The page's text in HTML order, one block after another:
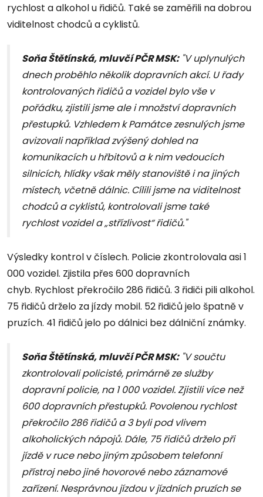
rychlost a alkohol u řidičů. Také se zaměřili na dobrou
viditelnost chodců a cyklistů.
Soňa Štětínská, mluvčí PČR MSK:"V uplynulých
dnech proběhlo několik dopravních akcí. U řady
kontrolovaných řidičů a vozidel bylo vše v
pořádku, zjistili jsme ale i množství dopravních
přestupků. Vzhledem k Památce zesnulých jsme
avizovali například zvýšený dohled na
komunikacích u hřbitovů a k nim vedoucích
silnicích, hlídky však měly stanoviště i na jiných
místech, včetně dálnic. Cílili jsme na viditelnost
chodců a cyklistů, kontrolovali jsme také
rychlost vozidel a „střízlivost“ řidičů."
Výsledky kontrol v číslech. Policie zkontrolovala asi 1
000 vozidel. Zjistila přes 600 dopravních
chyb. Rychlost překročilo 286 řidičů. 3 řidiči pili alkohol.
75 řidičů drželo za jízdy mobil. 52 řidičů jelo špatně v
pruzích. 41 řidičů jelo po dálnici bez dálniční známky.
Soňa Štětínská, mluvčí PČR MSK:"V součtu
zkontrolovali policisté, primárně ze služby
dopravní policie, na 1 000 vozidel. Zjistili více než
600 dopravních přestupků. Povolenou rychlost
překročilo 286 řidičů a 3 byli pod vlivem
alkoholických nápojů. Dále, 75 řidičů drželo při
jízdě v ruce nebo jiným způsobem telefonní
přístroj nebo jiné hovorové nebo záznamové
zařízení. Nesprávnou jízdou v jízdních pruzích se